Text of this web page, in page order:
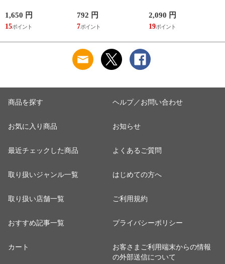
1,650 円
15
792 円
7
2,090 円
19
商品を探す
お気に入り商品
最近チェックした商品
取り扱いジャンル一覧
取り扱い店舗一覧
おすすめ記事一覧
カート
ヘルプ／お問い合わせ
お知らせ
よくあるご質問
はじめての方へ
ご利用規約
プライバシーポリシー
お客さまご利用端末からの情報
の外部送信について